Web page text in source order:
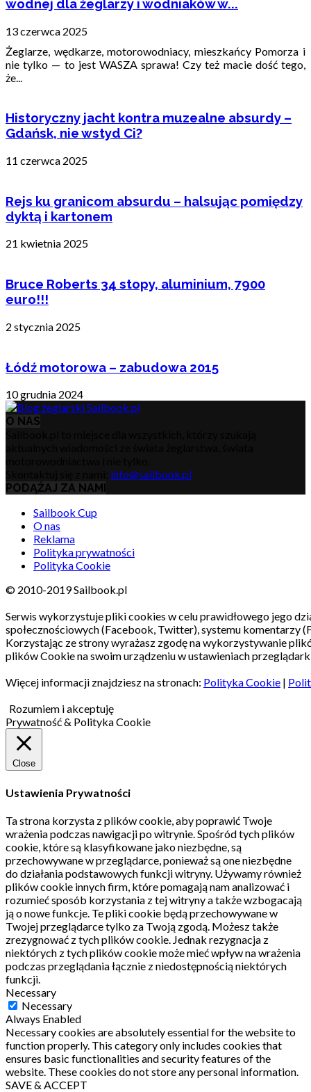
wodnej dla żeglarzy i wodniaków w...
13 czerwca 2025
Żeglarze, wędkarze, motorowodniacy, mieszkańcy Pomorza i
nie tylko — to jest WASZA sprawa! Czy też macie dość tego,
że...
Historyczny jacht kontra muzealne absurdy –
Gdańsk, nie wstyd Ci?
11 czerwca 2025
Rejs ku granicom absurdu – halsując pomiędzy
dyktą i kartonem
21 kwietnia 2025
Bruce Roberts 34 stopy, aluminium, 7900
euro!!!
2 stycznia 2025
Łódź motorowa – zabudowa 2015
10 grudnia 2024
O NAS
info@sailbook.pl
PODĄŻAJ ZA NAMI
Sailbook Cup
O nas
Reklama
Polityka prywatności
Polityka Cookie
© 2010-2019 Sailbook.pl
Serwis wykorzystuje pliki cookies w celu prawidłowego jego
społecznościowych (Facebook, Twitter), systemu komentarzy
Korzystając ze strony wyrażasz zgodę na wykorzystywanie
plików Cookie na swoim urządzeniu w ustawieniach
Więcej informacji znajdziesz na stronach: Polityka Cookie |
Rozumiem i akceptuję
Prywatność & Polityka Cookie
Close
Ustawienia Prywatności
Ta strona korzysta z plików cookie, aby poprawić Twoje
wrażenia podczas nawigacji po witrynie.Spośród tych plików
cookie, które są klasyfikowane jako niezbędne, są
przechowywane w przeglądarce, ponieważ są one niezbędne
do działania podstawowych funkcji witryny. Używamy również
plików cookie innych firm, które pomagają nam analizować i
rozumieć sposób korzystania z tej witryny a także wzbogacają
ją o nowe funkcje. Te pliki cookie będą przechowywane w
Twojej przeglądarce tylko za Twoją zgodą. Możesz także
zrezygnować z tych plików cookie. Jednak rezygnacja z
niektórych z tych plików cookie może mieć wpływ na wrażenia
podczas przeglądania łącznie z niedostępnością niektórych
funkcji.
Necessary
Necessary
Always Enabled
Necessary cookies are absolutely essential for the website to
function properly. This category only includes cookies that
ensures basic functionalities and security features of the
website. These cookies do not store any personal information.
SAVE & ACCEPT